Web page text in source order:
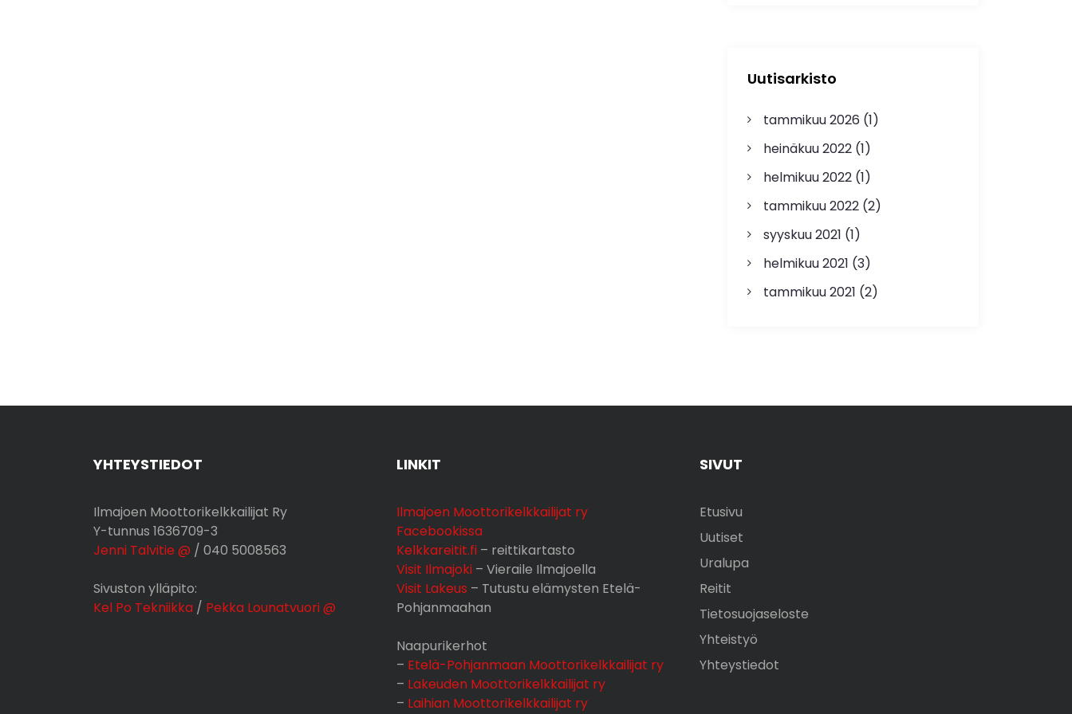
Uutisarkisto
tammikuu 2026 (1)
heinäkuu 2022(1)
helmikuu 2022(1)
tammikuu 2022(2)
syyskuu 2021 (1)
helmikuu 2021 (3)
tammikuu 2021 (2)
YHTEYSTIEDOT
Ilmajoen Moottorikelkkailijat Ry
Y-tunnus 1636709-3
Jenni Talvitie @ / 040 5008563
Sivuston ylläpito:
Kel Po Tekniikka / Pekka Lounatvuori @
LINKIT
Ilmajoen Moottorikelkkailijat ry
Facebookissa
Kelkkareitit.fi – reittikartasto
Visit Ilmajoki – Vieraile Ilmajoella
Visit Lakeus – Tutustu elämysten Etelä-
Pohjanmaahan
Naapurikerhot
– Etelä-Pohjanmaan Moottorikelkkailijat ry
– Lakeuden Moottorikelkkailijat ry
– Laihian Moottorikelkkailijat ry
SIVUT
Etusivu
Uutiset
Uralupa
Reitit
Tietosuojaseloste
Yhteistyö
Yhteystiedot